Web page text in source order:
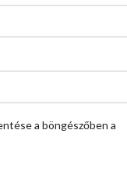
a böngészőben a